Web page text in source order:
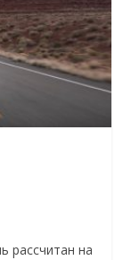
рассчитан на